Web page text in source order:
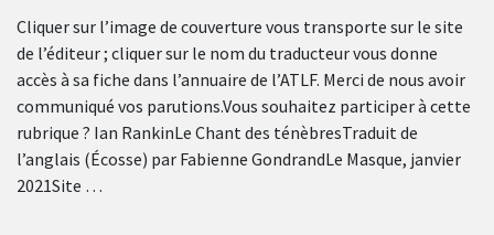
Cliquer sur l’image de couverture vous transporte sur le site
de l’éditeur ; cliquer sur le nom du traducteur vous donne
accès à sa fiche dans l’annuaire de l’ATLF. Merci de nous avoir
communiqué vos parutions.Vous souhaitez participer à cette
rubrique ? Ian RankinLe Chant des ténèbresTraduit de
l’anglais (Écosse) par Fabienne GondrandLe Masque, janvier
2021Site …